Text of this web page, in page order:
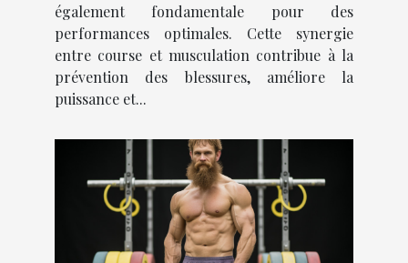
également fondamentale pour des
performances optimales. Cette synergie
entre course et musculation contribue à la
prévention des blessures, améliore la
puissance et...